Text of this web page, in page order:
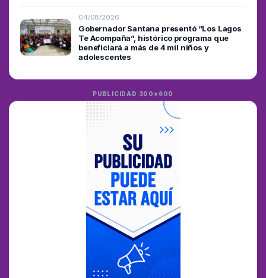
04/08/2026
Gobernador Santana presentó “Los Lagos
Te Acompaña”, histórico programa que
beneficiará a más de 4 mil niños y
adolescentes
PUBLICIDAD 300×600